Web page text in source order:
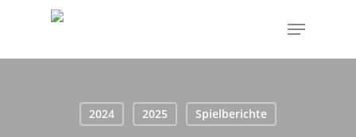
main
Menu
2024 2025 Spielberichte